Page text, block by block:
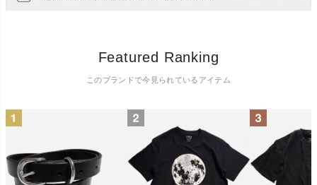
Featured Ranking
このブランドで今見られているアイテム